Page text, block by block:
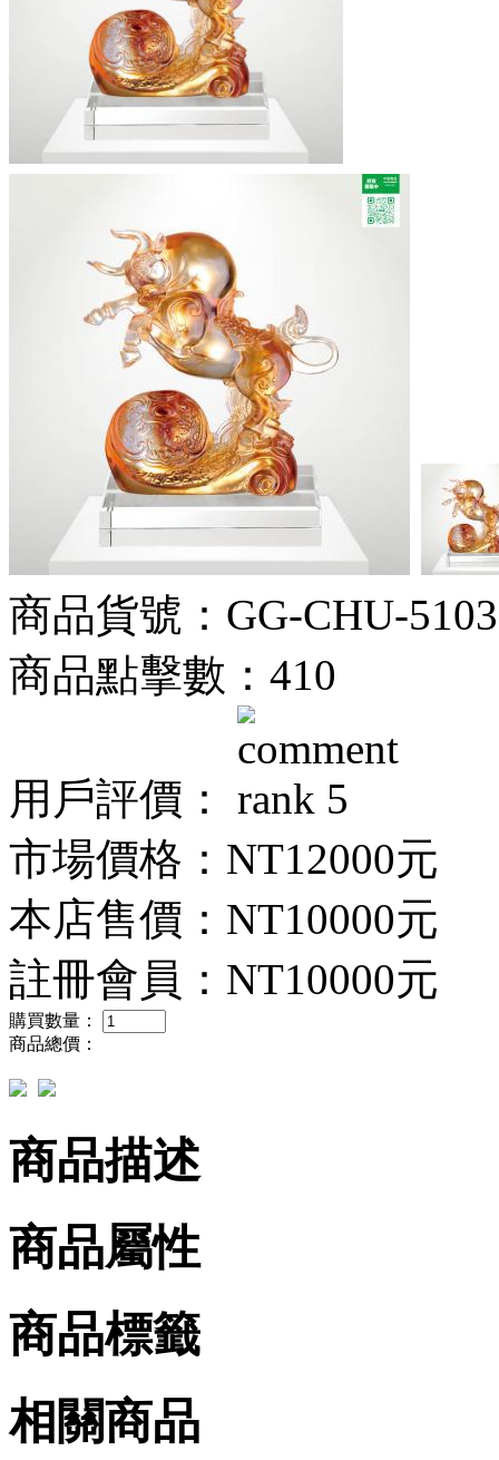
商品貨號：GG-CHU-
商品點擊數：410
用戶評價：
市場價格： NT12000元
本店售價： NT10000元
註冊會員： NT10000元
購買數量：
商品總價：
商品描述
商品屬性
商品標籤
相關商品